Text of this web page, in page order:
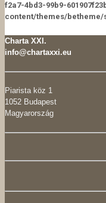
f2a7-4bd3-99b9-
content/themes/
Charta XXI.
info@chartaxxi.eu
Piarista köz 1
1052 Budapest
Magyarország